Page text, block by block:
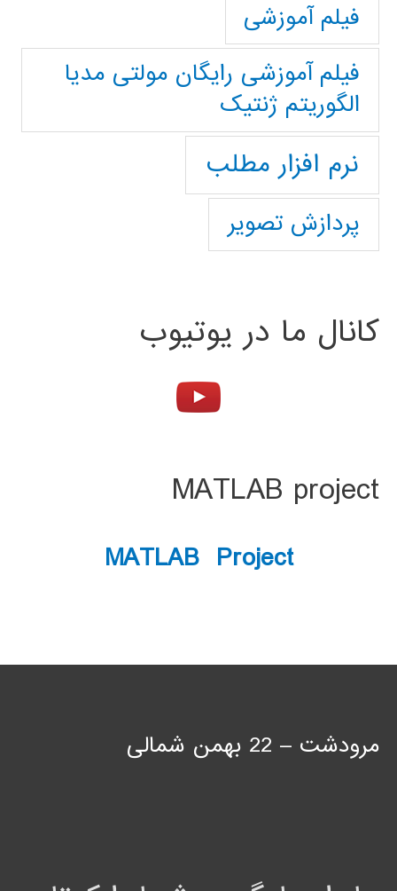
فیلم آموزشی
فیلم آموزشی رایگان مولتی مدیا
الگوریتم ژنتیک
نرم افزار مطلب
پردازش تصویر
کانال ما در یوتیوب
MATLAB project
MATLAB Project
مرودشت – 22 بهمن شمالی